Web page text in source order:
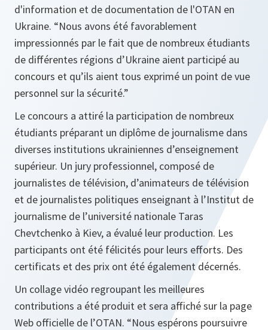
d'information et de documentation de l'OTAN en
Ukraine. “Nous avons été favorablement
impressionnés par le fait que de nombreux étudiants
de différentes régions d’Ukraine aient participé au
concours et qu’ils aient tous exprimé un point de vue
personnel sur la sécurité.”
Le concours a attiré la participation de nombreux
étudiants préparant un diplôme de journalisme dans
diverses institutions ukrainiennes d’enseignement
supérieur. Un jury professionnel, composé de
journalistes de télévision, d’animateurs de télévision
et de journalistes politiques enseignant à l’Institut de
journalisme de l’université nationale Taras
Chevtchenko à Kiev, a évalué leur production. Les
participants ont été félicités pour leurs efforts. Des
certificats et des prix ont été également décernés.
Un collage vidéo regroupant les meilleures
contributions a été produit et sera affiché sur la page
Web officielle de l’OTAN. “Nous espérons poursuivre